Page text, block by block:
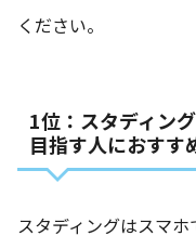
ください。
1位：スタディン
目指す人におすす
スタディングはスマ